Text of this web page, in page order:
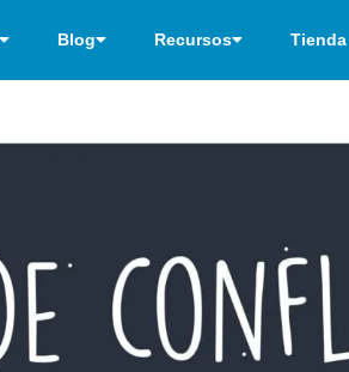
Blog Recursos Tienda